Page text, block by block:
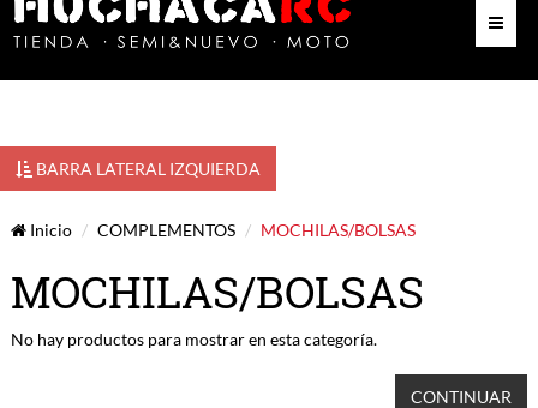
BARRA LATERAL IZQUIERDA
Inicio COMPLEMENTOS MOCHILAS/BOLSAS
MOCHILAS/BOLSAS
No hay productos para mostrar en esta categoría.
CONTINUAR